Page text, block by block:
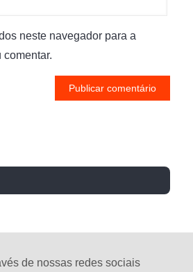
neste navegador para a
comentar.
de nossas redes sociais